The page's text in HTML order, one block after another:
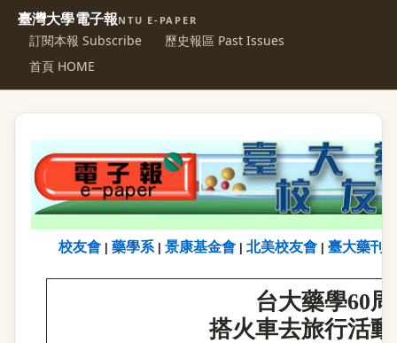
臺灣大學電子報NTU E-PAPER
訂閱本報 Subscribe
歷史報區 Past Issues
首頁 HOME
校友會 藥學系| 景康基金會 北美校友會 臺大藥刊
台大藥學60
搭火車去旅行活